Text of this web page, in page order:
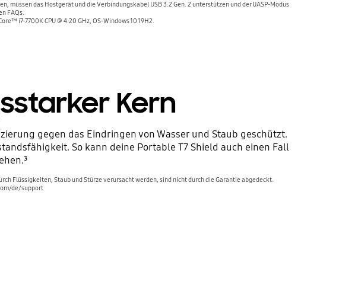
das Hostgerät und die Verbindungskabel USB 3.2 Gen. 2 unterstützen und der UASP-Modus
FAQs.
i7-7700K CPU @ 4.20 GHz, OS-Windows 10 19H2.
Kern
gegen das Eindringen von Wasser und Staub geschützt.
So kann deine Portable T7 Shield auch einen Fall
Flüssigkeiten, Staub und Stürze verursacht werden, sind nicht durch die Garantie abgedeckt.
de/support